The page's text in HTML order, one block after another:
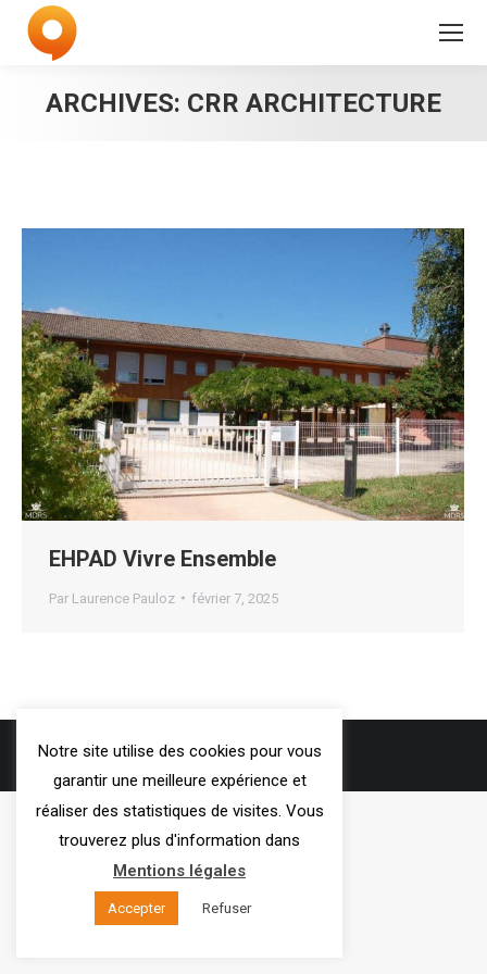
ARCHIVES: CRR ARCHITECTURE
EHPAD Vivre Ensemble
Par Laurence Pauloz février 7, 2025
3VOIE
Notre site utilise des cookies pour vous
garantir une meilleure expérience et
réaliser des statistiques de visites. Vous
trouverez plus d'information dans
Mentions légales
Accepter Refuser